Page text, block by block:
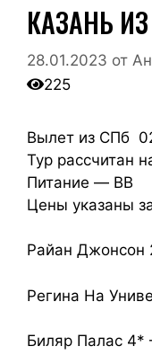
КАЗАНЬ
28.01.2023 от
225
Вылет из СПб
Тур рассчитан
Питание — BB
Цены указаны
Райан
Регина На
Биляр Палас